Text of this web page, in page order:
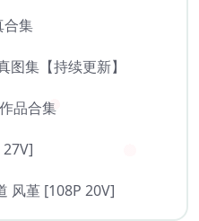
集
集【持续更新】
品合集
风堇 [108P 20V]